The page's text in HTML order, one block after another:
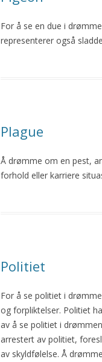
For å se en due i
representerer også
Plague
Å drømme om en pest,
forhold eller karriere
Politiet
For å se politiet i
og forpliktelser. Politiet
av å se politiet i
arrestert av politiet,
av skyldfølelse. Å